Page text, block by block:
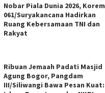
Nobar Piala Dunia 2026, Korem
061/Suryakancana Hadirkan
Ruang Kebersamaan TNI dan
Rakyat
Ribuan Jemaah Padati Masjid
Agung Bogor, Pangdam
III/Siliwangi Bawa Pesan Kuat: